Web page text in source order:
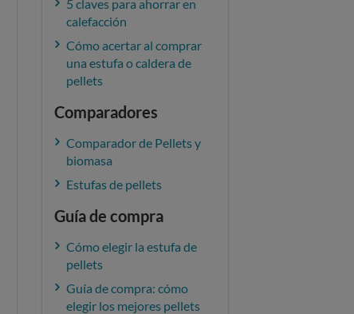
5 claves para ahorrar en
calefacción
Cómo acertar al comprar
una estufa o caldera de
pellets
Comparadores
Comparador de Pellets y
biomasa
Estufas de pellets
Guía de compra
Cómo elegir la estufa de
pellets
Guía de compra: cómo
elegir los mejores pellets